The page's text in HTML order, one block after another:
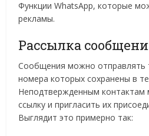
Функции WhatsApp, которые
рекламы.
Рассылка
Сообщения можно отправлять
номера которых сохранены в
Неподтвержденным контактам
ссылку и пригласить их
Выглядит это примерно так: